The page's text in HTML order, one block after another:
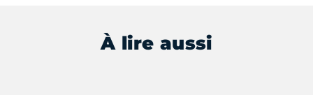
À lire aussi